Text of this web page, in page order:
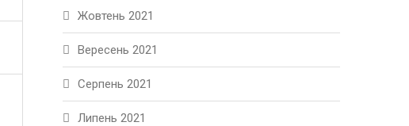
Жовтень 2021
Вересень 2021
Серпень 2021
Липень 2021